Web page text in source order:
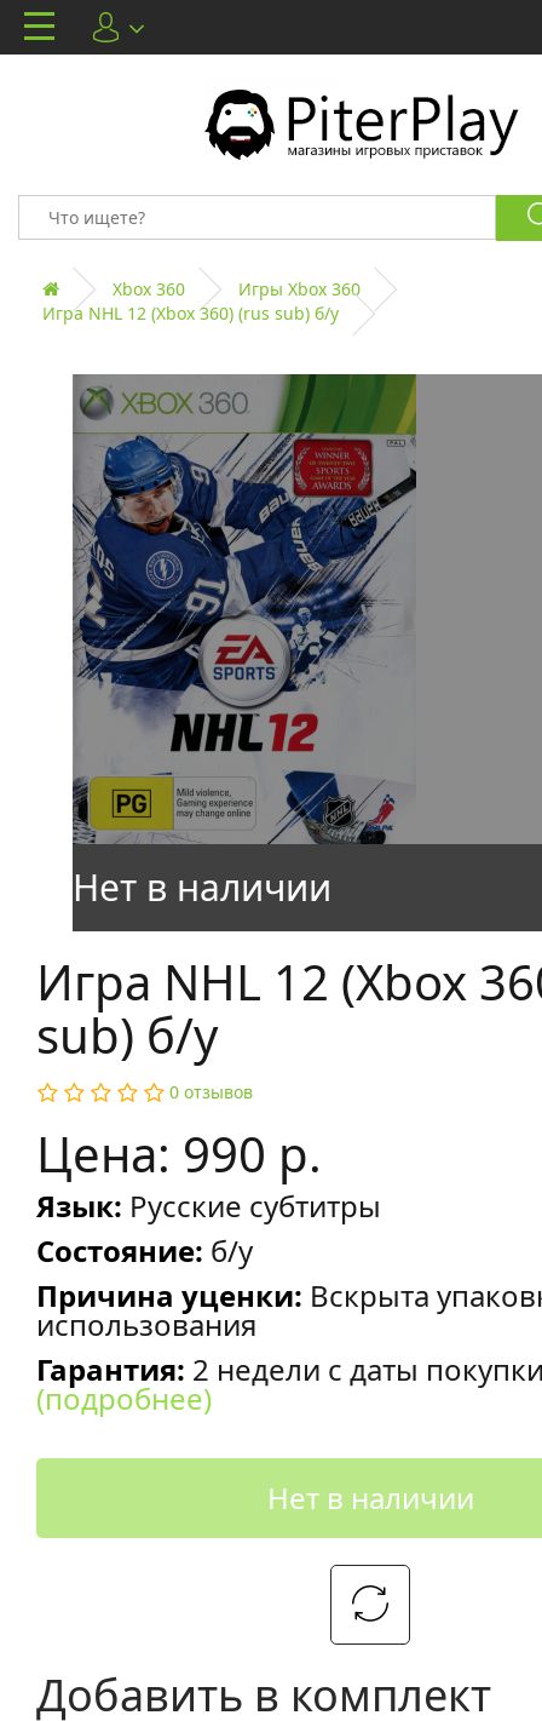
Xbox 360
Игры Xbox 360
Игра NHL 12 (Xbox 360) (rus sub) б/у
Игра NHL 12 (Xbox
sub) б/у
0 отзывов
Цена: 990 р.
Язык: Русские субтитры
Состояние: б/у
Причина уценки: Вскрыта
использования
Гарантия: 2 недели с даты
(подробнее)
Нет в наличии
Добавить в комплект